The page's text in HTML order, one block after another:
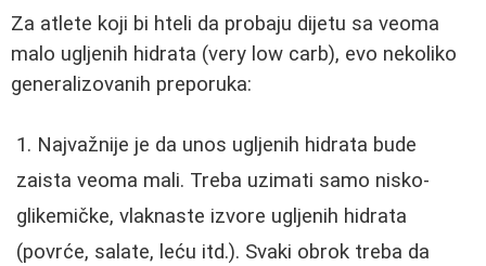
Za atlete koji bi hteli da probaju dijetu sa veoma
malo ugljenih hidrata (very low carb), evo nekoliko
generalizovanih preporuka:
Najvažnije je da unos ugljenih hidrata bude
zaista veoma mali. Treba uzimati samo nisko-
glikemičke, vlaknaste izvore ugljenih hidrata
(povrće, salate, leću itd.). Svaki obrok treba da